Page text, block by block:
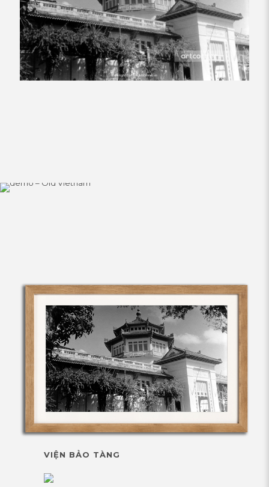
VIỆN BẢO TÀNG